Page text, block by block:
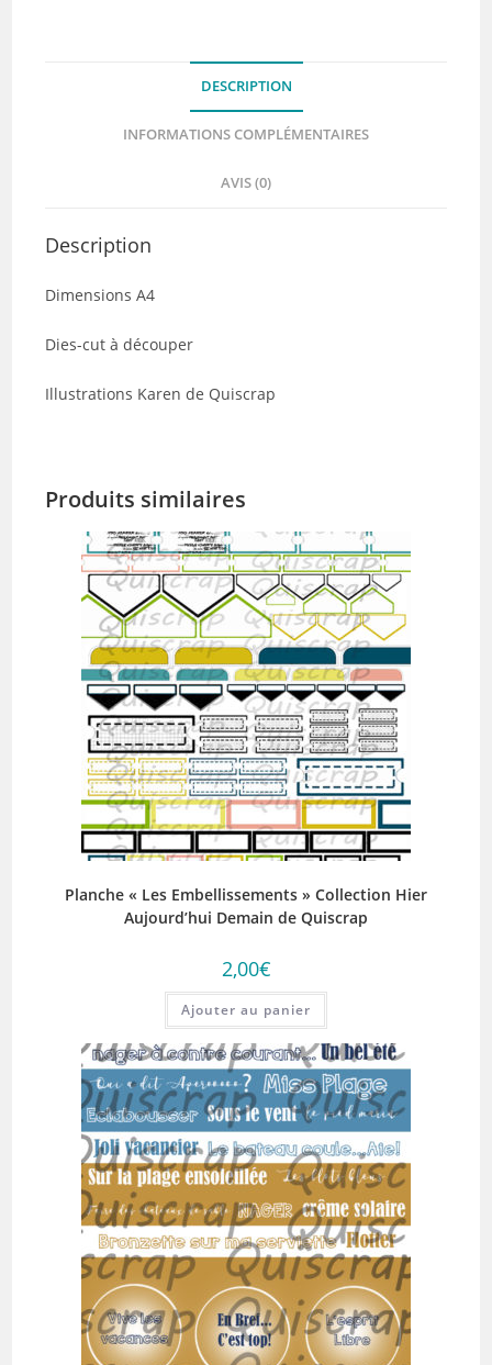
DESCRIPTION
INFORMATIONS COMPLÉMENTAIRES
AVIS (0)
Description
Dimensions A4
Dies-cut à découper
Illustrations Karen de Quiscrap
Produits similaires
Planche « Les Embellissements » Collection Hier
Aujourd’hui Demain de Quiscrap
2,00€
Ajouter au panier